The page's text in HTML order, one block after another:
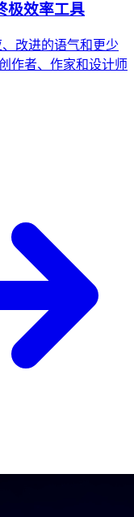
极效率工具
、改进的语气和更少
作者、作家和设计师